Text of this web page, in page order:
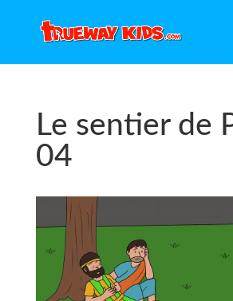
Le sentier de
04